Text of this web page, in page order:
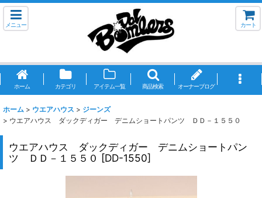
メニュー カート
ホーム カテゴリ アイテム一覧 商品検索 オーナーブログ
ホーム > ウエアハウス > ジーンズ
> ウエアハウス ダックディガー デニムショートパンツ ＤＤ－１５５０
ウエアハウス ダックディガー デニムショートパン
ツ ＤＤ－１５５０ [DD-1550]